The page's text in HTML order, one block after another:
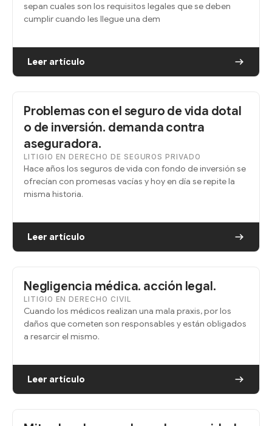
sepan cuales son los requisitos legales que se deben
cumplir cuando les llegue una dem
Leer artículo
Problemas con el seguro de vida dotal
o de inversión. demanda contra
aseguradora.
LITIGIO EN DERECHO DE SEGUROS PRIVADO
Hace años los seguros de vida con fondo de inversión se
ofrecían con promesas vacías y hoy en día se repite la
misma historia.
Leer artículo
Negligencia médica. acción legal.
LITIGIO EN DERECHO CIVIL
Cuando los médicos realizan una mala praxis, por los
daños que cometen son responsables y están obligados
a resarcir el mismo.
Leer artículo